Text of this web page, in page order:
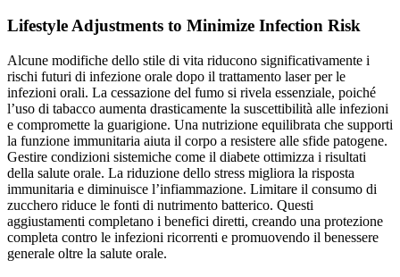
Lifestyle Adjustments to Minimize Infection Risk
Alcune modifiche dello stile di vita riducono significativamente i
rischi futuri di infezione orale dopo il trattamento laser per le
infezioni orali. La cessazione del fumo si rivela essenziale, poiché
l’uso di tabacco aumenta drasticamente la suscettibilità alle infezioni
e compromette la guarigione. Una nutrizione equilibrata che supporti
la funzione immunitaria aiuta il corpo a resistere alle sfide patogene.
Gestire condizioni sistemiche come il diabete ottimizza i risultati
della salute orale. La riduzione dello stress migliora la risposta
immunitaria e diminuisce l’infiammazione. Limitare il consumo di
zucchero riduce le fonti di nutrimento batterico. Questi
aggiustamenti completano i benefici diretti, creando una protezione
completa contro le infezioni ricorrenti e promuovendo il benessere
generale oltre la salute orale.